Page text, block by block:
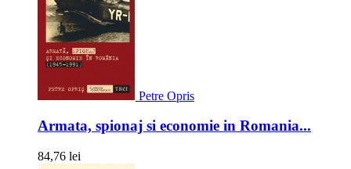
Petre Opris
Armata, spionaj si economie in Romania...
84,76 lei